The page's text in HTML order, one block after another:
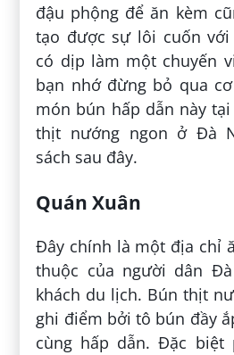
đậu phộng để ăn kèm
tạo được sự lôi cuốn với
có dịp làm một chuyến
bạn nhớ đừng bỏ qua
món bún hấp dẫn này
thịt nướng ngon ở Đà
sách sau đây.
Quán Xuân
Đây chính là một địa chỉ
thuộc của người dân
khách du lịch. Bún thịt
ghi điểm bởi tô bún đầy
cùng hấp dẫn. Đặc biệt